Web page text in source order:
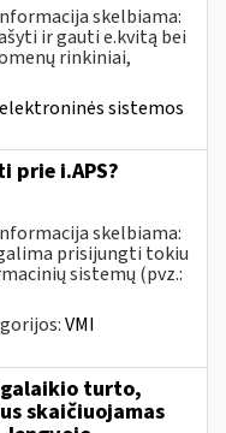
skelbiama:
ir gauti e.kvitą bei
rinkiniai,
sistemos
prie i.APS?
skelbiama:
galima prisijungti tokiu
sistemų (pvz.:
VMI
turto,
skaičiuojamas